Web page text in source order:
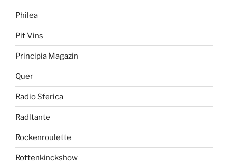
Philea
Pit Vins
Principia Magazin
Quer
Radio Sferica
Radltante
Rockenroulette
Rottenkinckshow